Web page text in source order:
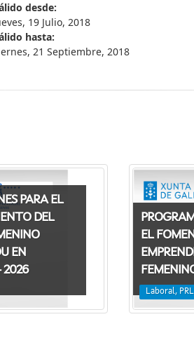
desde:
19 Julio, 2018
hasta:
21 Septiembre, 2018
PARA EL
DEL
EN
2026
EL
Laboral,